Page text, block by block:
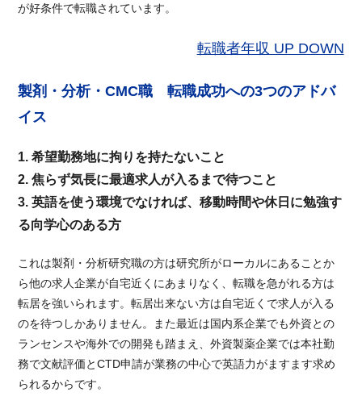
が好条件で転職されています。
転職者年収 UP DOWN
製剤・分析・CMC職 転職成功への3つのアドバ
イス
1. 希望勤務地に拘りを持たないこと
2. 焦らず気長に最適求人が入るまで待つこと
3. 英語を使う環境でなければ、移動時間や休日に勉強す
る向学心のある方
これは製剤・分析研究職の方は研究所がローカルにあることか
ら他の求人企業が自宅近くにあまりなく、転職を急がれる方は
転居を強いられます。転居出来ない方は自宅近くで求人が入る
のを待つしかありません。また最近は国内系企業でも外資との
ランセンスや海外での開発も踏まえ、外資製薬企業では本社勤
務で文献評価とCTD申請が業務の中心で英語力がますます求め
られるからです。